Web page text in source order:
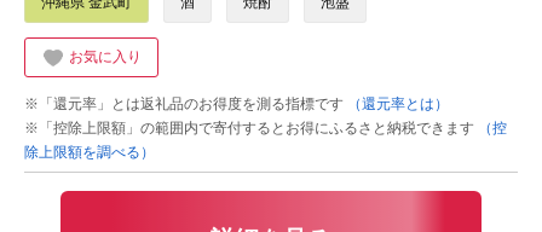
お気に入り
※「還元率」とは返礼品のお得度を測る指標です
（還元率とは）
※「控除上限額」の範囲内で寄付するとお得にふるさと納税できます
（控
除上限額を調べる）